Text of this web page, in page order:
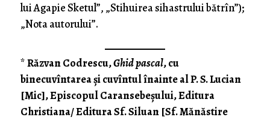
lui Agapie Sketul”, „Stihuirea sihastrului bătrîn”);
„Nota autorului”.
*Răzvan Codrescu,Ghid pascal, cu
binecuvîntarea şi cuvîntul înainte al P. S. Lucian
[Mic], Episcopul Caransebeşului, Editura
Christiana/ Editura Sf. Siluan [Sf. Mănăstire